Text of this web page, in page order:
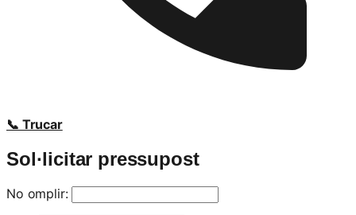
📞 Trucar
Sol·licitar pressupost
No omplir: